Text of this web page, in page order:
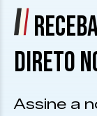
DIRETO
Assine a